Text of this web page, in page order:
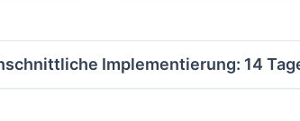
Implementierung: 14